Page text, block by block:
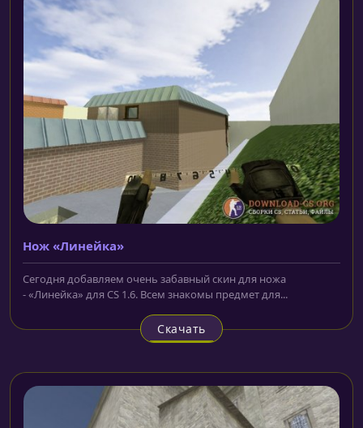
Нож «Линейка»
Сегодня добавляем очень забавный скин для ножа
- «Линейка» для CS 1.6. Всем знакомы предмет для...
Скачать